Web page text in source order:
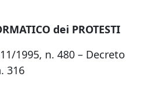
dei PROTESTI
1995, n. 480 – Decreto
316